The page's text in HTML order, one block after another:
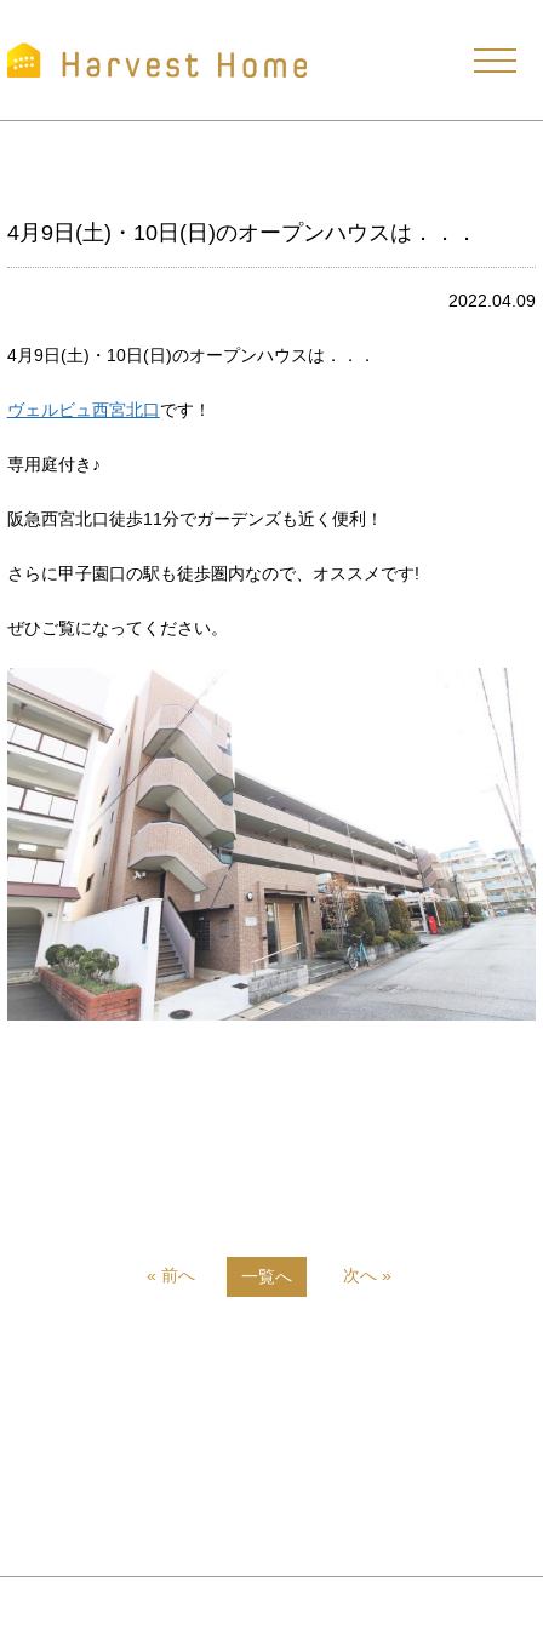
4月9日(土)・10日(日)のオープンハウスは．．．
2022.04.09
4月9日(土)・10日(日)のオープンハウスは．．．
ヴェルビュ西宮北口です！
専用庭付き♪
阪急西宮北口徒歩11分でガーデンズも近く便利！
さらに甲子園口の駅も徒歩圏内なので、オススメです!
ぜひご覧になってください。
« 前へ 一覧へ 次へ »